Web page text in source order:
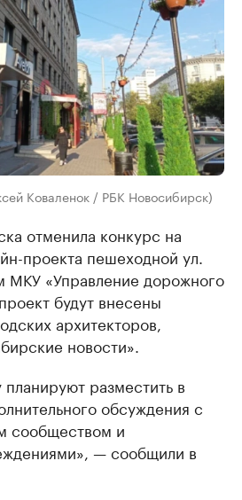
Коваленок / РБК Новосибирск)
отменила конкурс на
проекта пешеходной ул.
МКУ «Управление дорожного
будут внесены
архитекторов,
новости».
разместить в
обсуждения с
сообществом и
— сообщили в